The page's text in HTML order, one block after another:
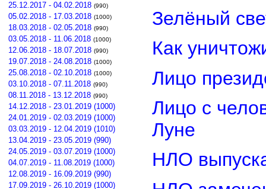
25.12.2017 - 04.02.2018 (990)
05.02.2018 - 17.03.2018 (1000)
18.03.2018 - 02.05.2018 (990)
03.05.2018 - 11.06.2018 (1000)
12.06.2018 - 18.07.2018 (990)
19.07.2018 - 24.08.2018 (1000)
25.08.2018 - 02.10.2018 (1000)
03.10.2018 - 07.11.2018 (990)
08.11.2018 - 13.12.2018 (990)
14.12.2018 - 23.01.2019 (1000)
24.01.2019 - 02.03.2019 (1000)
03.03.2019 - 12.04.2019 (1010)
13.04.2019 - 23.05.2019 (990)
24.05.2019 - 03.07.2019 (1000)
04.07.2019 - 11.08.2019 (1000)
12.08.2019 - 16.09.2019 (990)
17.09.2019 - 26.10.2019 (1000)
Зелёный
Как
Лицо
Лицо с
Луне
НЛО